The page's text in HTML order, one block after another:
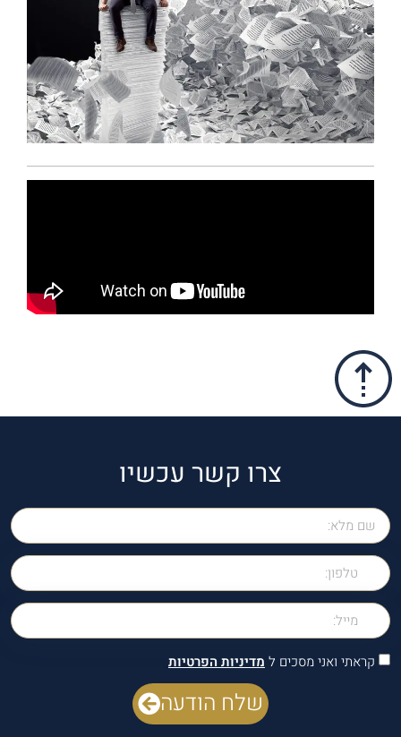
צרו קשר עכשיו
קראתי ואני מסכים ל מדיניות הפרטיות
שלח הודעה